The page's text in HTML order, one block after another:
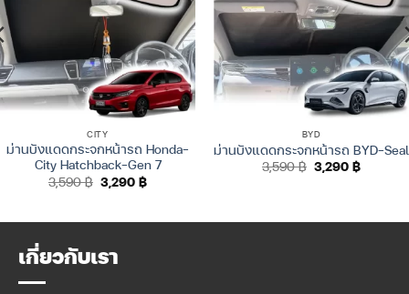
CITY
ม่านบังแดดกระจกหน้ารถ Honda-
City Hatchback-Gen 7
3,590฿ Original
price
3,290฿Current
price
BYD
ม่านบังแดดกระจกหน้ารถ BYD-Seal
3,590฿ Original
price
3,290฿Current
เกี่ยวกับเรา